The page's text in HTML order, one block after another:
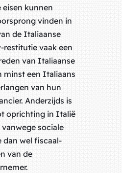
eisen kunnen
vinden in
de Italiaanse
restitutie vaak een
van Italiaanse
minst een Italiaans
van hun
Anderzijds is
oprichting in Italië
sociale
dan wel fiscaal-
van de